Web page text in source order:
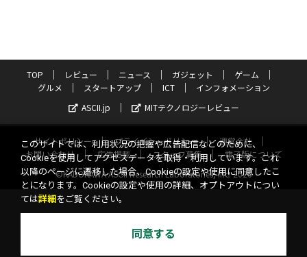
TOP レビュー ニュース ガジェット
ゲーム
グルメ
スタートアップ ICT
インフォメーション
ASCII.jp
MITテクノロジーレビュー
サイトポリシー プライバシーポリシー
運営会社
お問い合わせ
広告掲載 スタッフ募集
電子版について
©KADOKAWA ASCII Research Laboratories, Inc. 2026
このサイトでは、利用状況の把握や広告配信などのために、
Cookieを使用してアクセスデータを取得・利用しています。これ
以降のページに遷移した場合、Cookieの設定や使用に同意したこ
とになります。Cookieの設定や使用の詳細、オプトアウトについ
ては詳細 をご覧ください。
同意する